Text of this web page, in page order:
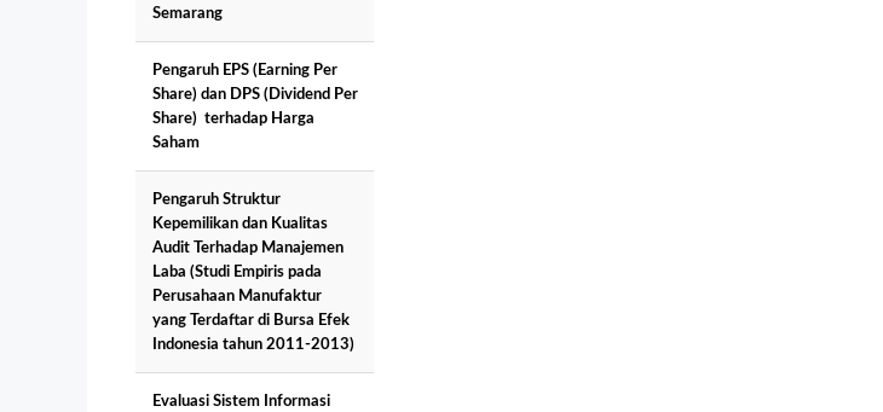
Semarang
Pengaruh EPS (Earning Per
Share) dan DPS (Dividend Per
Share) terhadap Harga
Saham
Pengaruh Struktur
Kepemilikan dan Kualitas
Audit Terhadap Manajemen
Laba (Studi Empiris pada
Perusahaan Manufaktur
yang Terdaftar di Bursa Efek
Indonesia tahun 2011-2013)
Evaluasi Sistem Informasi